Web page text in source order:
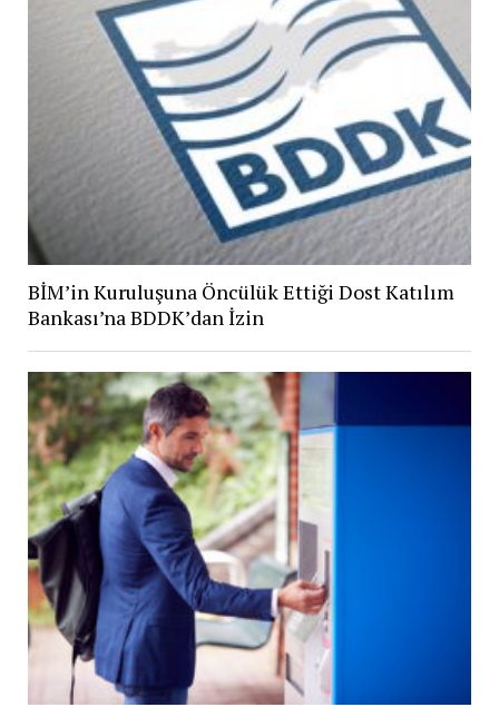
BİM’in Kuruluşuna Öncülük Ettiği Dost Katılım
Bankası’na BDDK’dan İzin